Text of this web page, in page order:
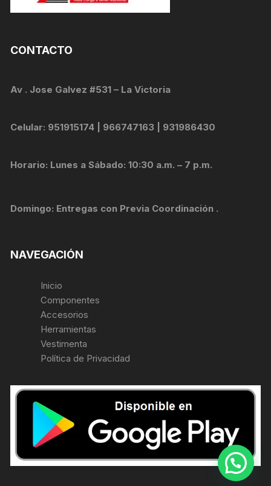
CONTACTO
Av . Jose Galvez #531 – La Victoria
Celular: 951915174 | 966747163 | 931986430
Horario: Lunes a Sábado: 10:30 a.m. – 7 p.m.
Domingo: Entregas con Previa Coordinación .
NAVEGACIÓN
Inicio
Componentes
Accesorios
Herramientas
Vestimenta
Política de Privacidad